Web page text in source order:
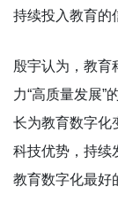
持续投入教育的
殷宇认为，教育
力“高质量发展”
长为教育数字化
科技优势，持续
教育数字化最好